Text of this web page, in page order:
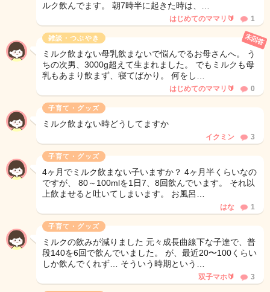
ルク飲んでます。 朝7時半に起きた時は、…
はじめてのママリ🔰 1
雑談・つぶやき
ミルク飲まない母乳飲まないで悩んでるお母さんへ。 う
ちの次男、3000g超えて生まれました。 でもミルクも母
乳もあまり飲まず、寝てばかり。 何をし…
未回答
はじめてのママリ🔰 0
子育て・グッズ
ミルク飲まない時どうしてますか
イクミン 3
子育て・グッズ
4ヶ月でミルク飲まない子いますか？ 4ヶ月半くらいなの
ですが、 80～100mlを1日7、8回飲んでいます。 それ以
上飲ませると吐いてしまいます。 お風呂…
はな 1
子育て・グッズ
ミルクの飲みが減りました 元々成長曲線下な子達で、普
段140を6回で飲んでいました。 が、最近20〜100くらい
しか飲んでくれず… そういう時期という…
双子マホ🔰 3